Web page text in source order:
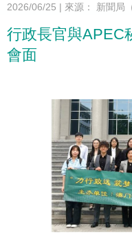
2026/06/25 | 來源： 新聞局
行政長官與APEC
會面